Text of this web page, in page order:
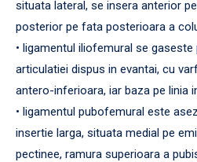
situata lateral, se insera anterior
posterior pe fata posterioara a
• ligamentul iliofemural se
articulatiei dispus in evantai, cu
antero-inferioara, iar baza pe linia
• ligamentul pubofemural este
insertie larga, situata medial pe
pectinee, ramura superioara a